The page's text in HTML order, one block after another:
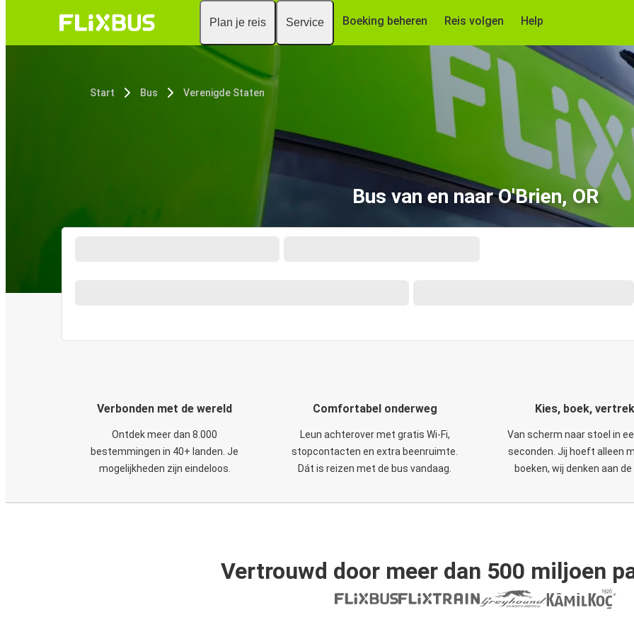
Plan je reis Service Boeking beheren Reis volgen Help
Start Bus Verenigde Staten
Bus van en naar O'Brien, OR
Verbonden met de wereld
Ontdek meer dan 8.000
bestemmingen in 40+ landen. Je
mogelijkheden zijn eindeloos.
Comfortabel onderweg
Leun achterover met gratis Wi-Fi,
stopcontacten en extra beenruimte.
Dát is reizen met de bus vandaag.
Kies, boek, vertrek
Van scherm naar stoel in
seconden. Jij hoeft alleen
boeken, wij denken aan
Vertrouwd door meer dan 500 miljoen